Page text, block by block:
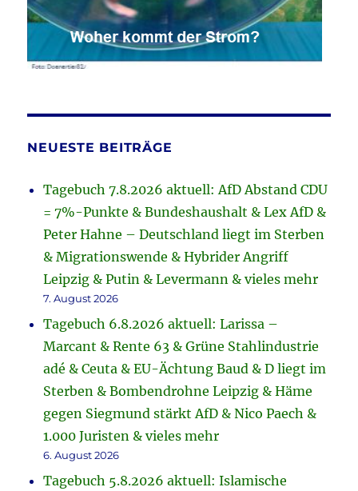
NEUESTE BEITRÄGE
Tagebuch 7.8.2026 aktuell: AfD Abstand CDU
= 7%-Punkte & Bundeshaushalt & Lex AfD &
Peter Hahne – Deutschland liegt im Sterben
& Migrationswende & Hybrider Angriff
Leipzig & Putin & Levermann & vieles mehr
7. August 2026
Tagebuch 6.8.2026 aktuell: Larissa –
Marcant & Rente 63 & Grüne Stahlindustrie
adé & Ceuta & EU-Ächtung Baud & D liegt im
Sterben & Bombendrohne Leipzig & Häme
gegen Siegmund stärkt AfD & Nico Paech &
1.000 Juristen & vieles mehr
6. August 2026
Tagebuch 5.8.2026 aktuell: Islamische